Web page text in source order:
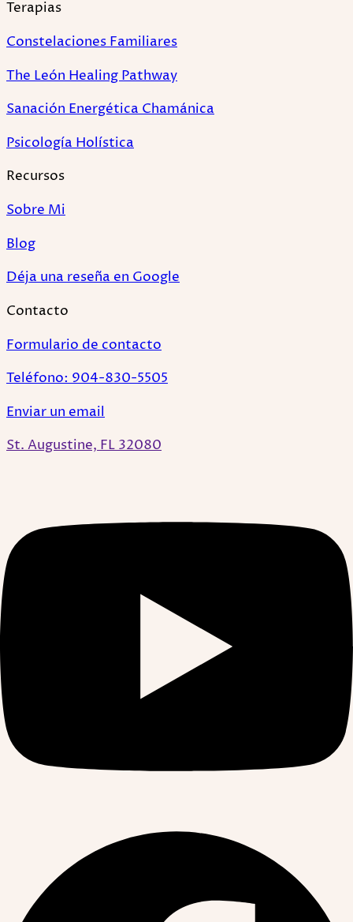
Terapias
Constelaciones Familiares
The León Healing Pathway
Sanación Energética Chamánica
Psicología Holística
Recursos
Sobre Mi
Blog
Déja una reseña en Google
Contacto
Formulario de contacto
Teléfono: 904-830-5505
Enviar un email
St. Augustine, FL 32080